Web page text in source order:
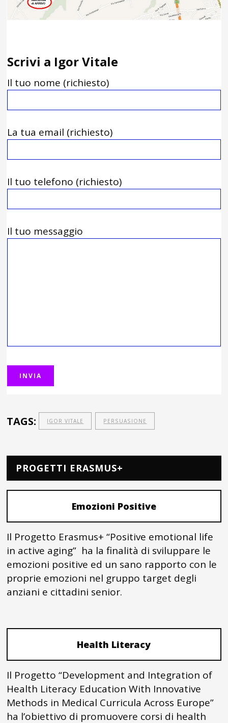
Scrivi a Igor Vitale
Il tuo nome (richiesto)
La tua email (richiesto)
Il tuo telefono (richiesto)
Il tuo messaggio
TAGS: IGOR VITALE PERSUASIONE
PROGETTI ERASMUS+
Emozioni Positive
Il Progetto Erasmus+ “Positive emotional life
in active aging” ha la finalità di sviluppare le
emozioni positive ed un sano rapporto con le
proprie emozioni nel gruppo target degli
anziani e cittadini senior.
Health Literacy
Il Progetto “Development and Integration of
Health Literacy Education With Innovative
Methods in Medical Curricula Across Europe”
ha l’obiettivo di promuovere corsi di health